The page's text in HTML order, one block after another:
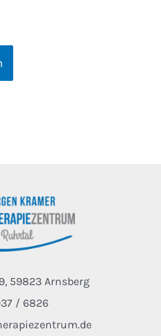
59823 Arnsberg
/ 6826